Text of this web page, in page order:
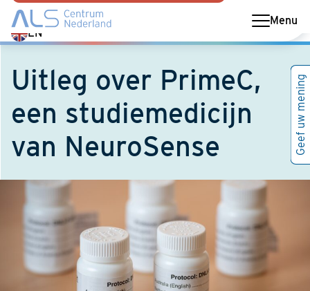
Menu
EN
Switch
language
English
Uitleg over PrimeC,
een studiemedicijn
van NeuroSense
Geef uw mening